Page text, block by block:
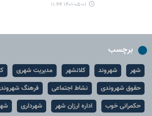
۱۴۰۱-۰۵-۰۱ ۱۱:۴۴
برچسب
شهر شهروند کلانشهر مدیریت شهری
حقوق شهروندی
نشاط اجتماعی فرهنگ
حکمرانی خوب
اداره ارزان شهر شهرداری